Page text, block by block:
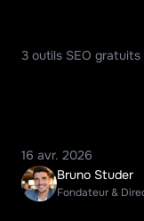
3 outils SEO
16 avr. 2026
Bruno Studer
Fondateur &